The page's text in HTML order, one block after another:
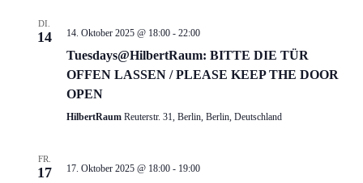
DI.
14 14. Oktober 2025 @ 18:00- 22:00
Tuesdays@HilbertRaum: BITTE DIE TÜR
OFFEN LASSEN / PLEASE KEEP THE DOOR
OPEN
HilbertRaum Reuterstr. 31, Berlin, Berlin, Deutschland
FR.
17 17. Oktober 2025 @ 18:00- 19:00